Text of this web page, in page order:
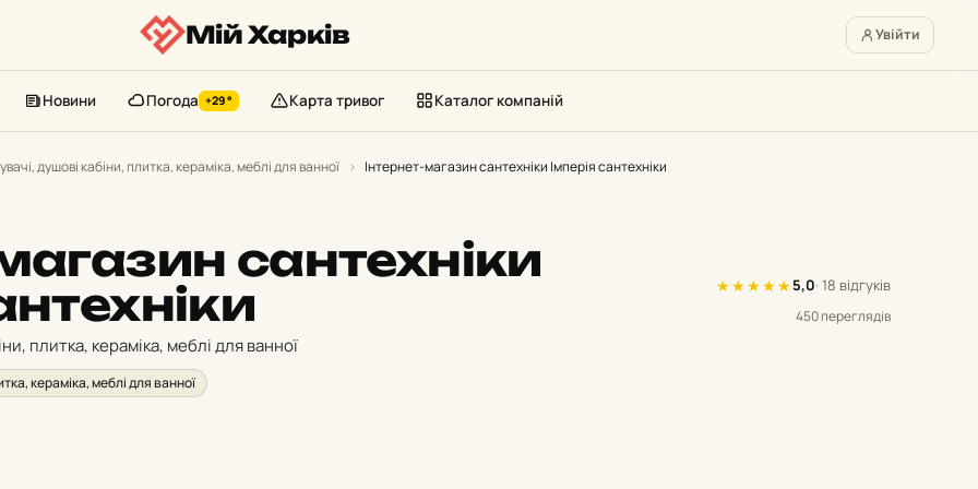
Мій Харків Увійти
Новини Погода +29° Карта тривог Каталог компаній
душові кабіни, плитка, кераміка, меблі для ванної › Інтернет-магазин сантехніки Імперія сантехніки
сантехніки
плитка, кераміка, меблі для ванної
кераміка, меблі для ванної
★★★★★5,0· 18 відгуків
450 переглядів